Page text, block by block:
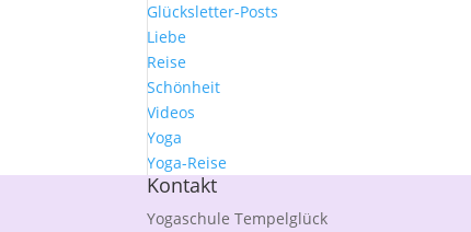
Glücksletter-Posts
Liebe
Reise
Schönheit
Videos
Yoga
Yoga-Reise
Kontakt
Yogaschule Tempelglück